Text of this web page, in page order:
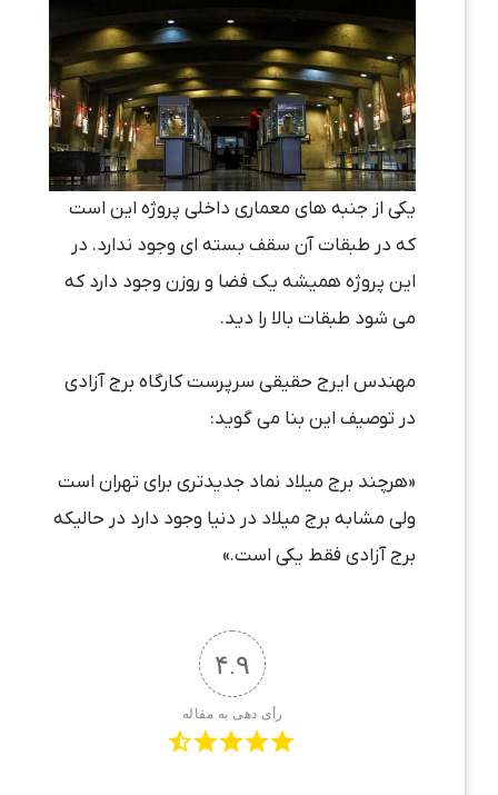
یکی از جنبه های معماری داخلی پروژه این است
که در طبقات آن سقف بسته ای وجود ندارد. در
این پروژه همیشه یک فضا و روزن وجود دارد که
می شود طبقات بالا را دید.
مهندس ایرج حقیقی سرپرست کارگاه برج آزادی
در توصیف این بنا می گوید:
«هرچند برج میلاد نماد جدیدتری برای تهران است
ولی مشابه برج میلاد در دنیا وجود دارد در حالیکه
برج آزادی فقط یکی است.»
۴.۹
رأی دهی به مقاله